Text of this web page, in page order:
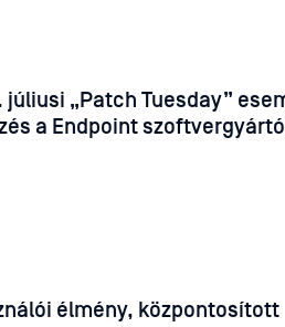
„Patch Tuesday”
a Endpoint
élmény, központosított